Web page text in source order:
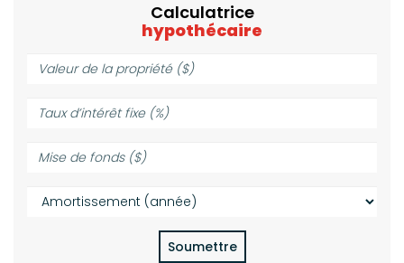
Calculatrice
hypothécaire
Valeur
propriété
($):
d’intérêt
(%):
de
($):
Amortissement
(année):
Soumettre